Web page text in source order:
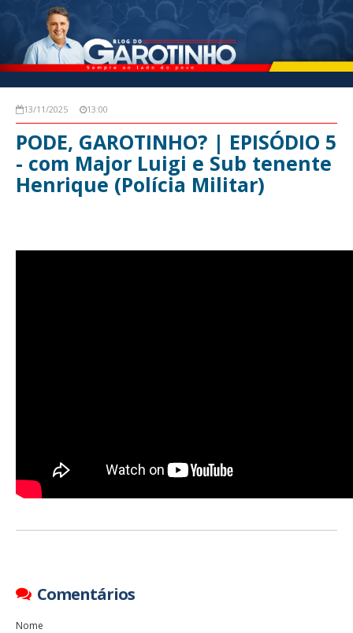
13/11/2025 13:00
PODE, GAROTINHO? | EPISÓDIO 5
- com Major Luigi e Sub tenente
Henrique (Polícia Militar)
Comentários
Nome